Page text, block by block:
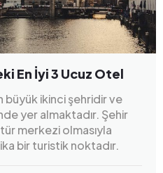
En İyi 3 Ucuz Otel
büyük ikinci şehridir ve
yer almaktadır. Şehir
merkezi olmasıyla
bir turistik noktadır.